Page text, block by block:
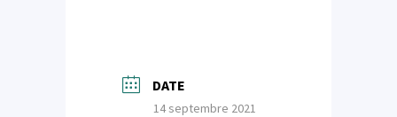
DATE
14 septembre 2021